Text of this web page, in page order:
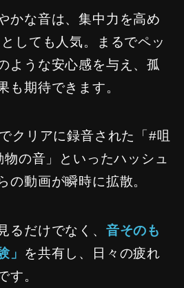
かな音は、集中力を高め
しても人気。まるでペッ
ような安心感を与え、孤
も期待できます。
クリアに録音された「#咀
の音」といったハッシュ
の動画が瞬時に拡散。
るだけでなく、 音そのも
」 を共有し、日々の疲れ
す。